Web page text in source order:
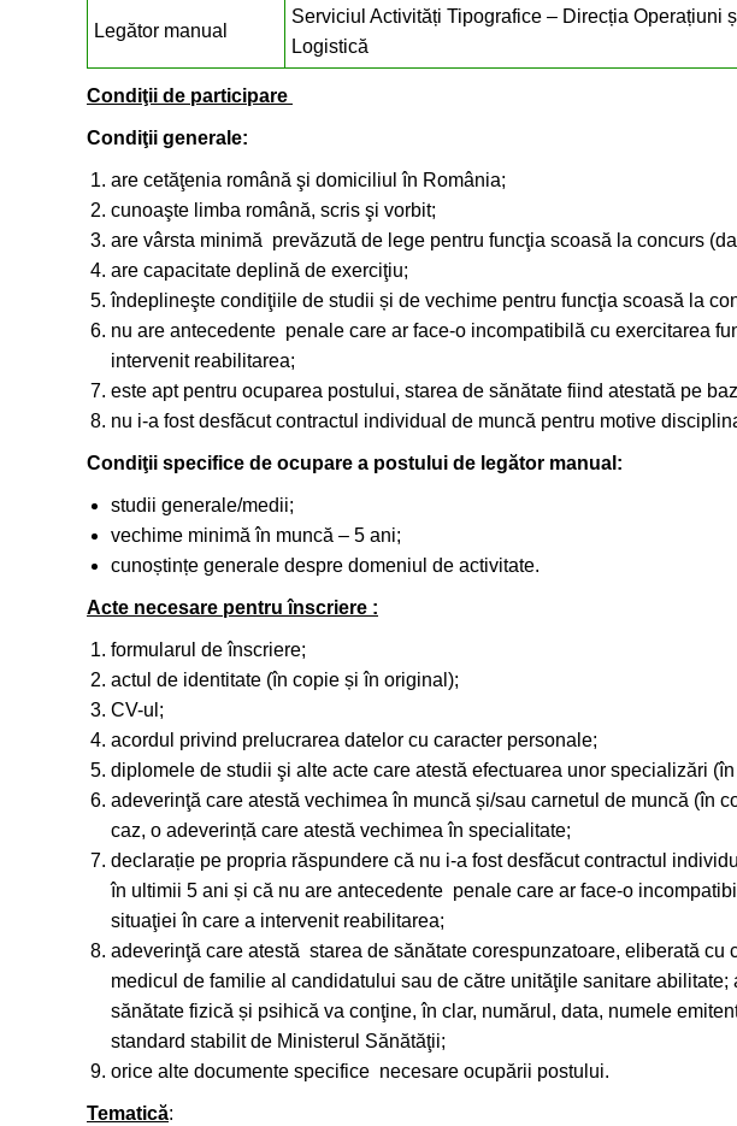
Legător manual
Serviciul Activități Tipografice – Direcția Operațiuni
Logistică
Condiţii de participare
Condiţii generale:
are cetăţenia română şi domiciliul în România;
cunoaşte limba română, scris şi vorbit;
are vârsta minimă prevăzută de lege pentru funcţia scoasă la concurs
are capacitate deplină de exerciţiu;
îndeplineşte condiţiile de studii și de vechime pentru funcţia scoasă la
nu are antecedente penale care ar face-o incompatibilă cu exercitarea
intervenit reabilitarea;
este apt pentru ocuparea postului, starea de sănătate fiind atestată pe
nu i-a fost desfăcut contractul individual de muncă pentru motive
Condiţii specifice de ocupare a postului de legător manual:
studii generale/medii;
vechime minimă în muncă – 5 ani;
cunoștințe generale despre domeniul de activitate.
Acte necesare pentru înscriere :
formularul de înscriere;
actul de identitate (în copie și în original);
CV-ul;
acordul privind prelucrarea datelor cu caracter personale;
diplomele de studii şi alte acte care atestă efectuarea unor specializări
adeverinţă care atestă vechimea în muncă și/sau carnetul de muncă (în
caz, o adeverință care atestă vechimea în specialitate;
declarație pe propria răspundere că nu i-a fost desfăcut contractul
în ultimii 5 ani și că nu are antecedente penale care ar face-o
situaţiei în care a intervenit reabilitarea;
adeverinţă care atestă starea de sănătate corespunzatoare, eliberată cu
medicul de familie al candidatului sau de către unităţile sanitare abilitate;
sănătate fizică și psihică va conţine, în clar, numărul, data, numele
standard stabilit de Ministerul Sănătăţii;
orice alte documente specifice necesare ocupării postului.
Tematică: